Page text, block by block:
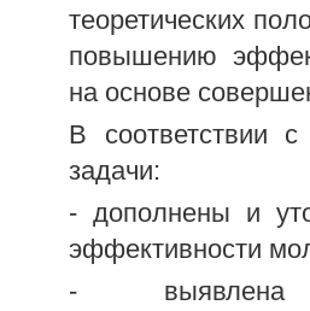
теоретических
повышению
на основе
В соответствии
задачи:
- дополнены и
эффективности
- выявлена